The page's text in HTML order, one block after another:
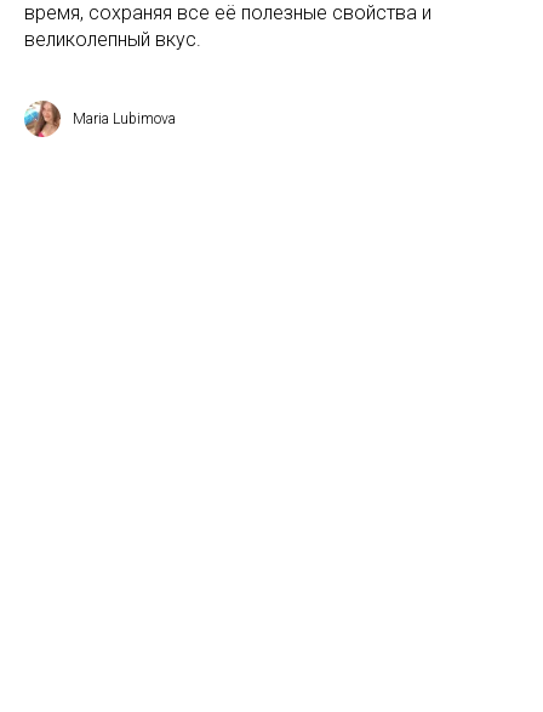
время, сохраняя все её полезные свойства и
великолепный вкус.
Maria Lubimova